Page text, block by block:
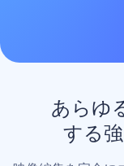
あらゆ
する